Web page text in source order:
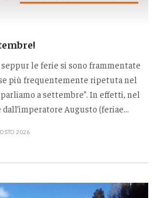
le ferie si sono frammentate
più frequentemente ripetuta nel
a settembre”. In effetti, nel
Augusto (feriae...
2026